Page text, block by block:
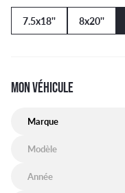
7.5x18'' 8x20''
MON VÉHICULE